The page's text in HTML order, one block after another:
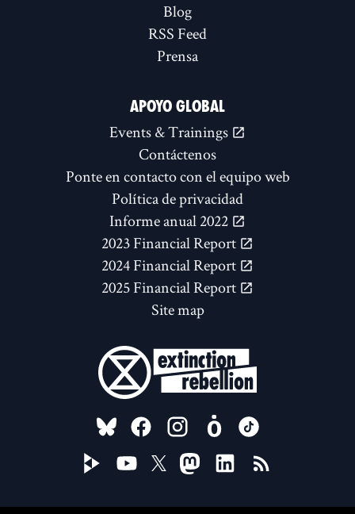
Blog
RSS Feed
Prensa
APOYO GLOBAL
Events & Trainings
Contáctenos
Ponte en contacto con el equipo web
Política de privacidad
Informe anual 2022
2023 Financial Report
2024 Financial Report
2025 Financial Report
Site map
FOLLOW US ON